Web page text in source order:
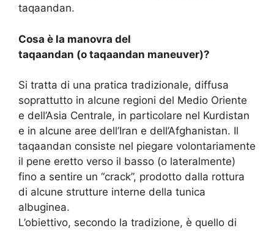
taqaandan.
Cosa è la manovra del
taqaandan (o taqaandan maneuver)?
Si tratta di una pratica tradizionale, diffusa
soprattutto in alcune regioni del Medio Oriente
e dell’Asia Centrale, in particolare nel Kurdistan
e in alcune aree dell’Iran e dell’Afghanistan. Il
taqaandan consiste nel piegare volontariamente
il pene eretto verso il basso (o lateralmente)
fino a sentire un “crack”, prodotto dalla rottura
di alcune strutture interne della tunica
albuginea.
L’obiettivo, secondo la tradizione, è quello di